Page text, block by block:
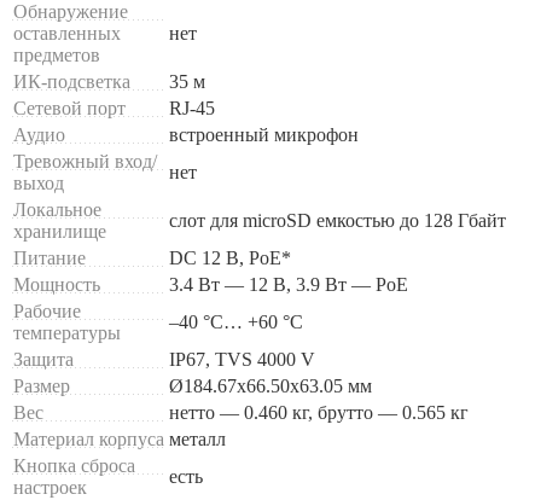
Обнаружение
оставленных
предметов
нет
ИК-подсветка
35 м
Сетевой порт
RJ-45
Аудио
встроенный микрофон
Тревожный вход/
выход
нет
Локальное
хранилище
слот для microSD емкостью до 128 Гбайт
Питание
DC 12 В, PoE*
Мощность
3.4 Вт — 12 В, 3.9 Вт — PoE
Рабочие
температуры
–40 °C… +60 °C
Защита
IP67, TVS 4000 V
Размер
Ø184.67x66.50х63.05 мм
Вес
нетто — 0.460 кг, брутто — 0.565 кг
Материал корпуса металл
Кнопка сброса
настроек
есть